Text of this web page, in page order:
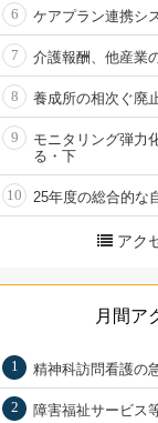
6 ケアプラン連携シ
7 介護報酬、他産業
8 養成所の相次ぐ廃
9
モニタリング弾力
る・下
10 25年度の総合的
アク
月間ア
1 精神科訪問看護の
2 障害福祉サービス